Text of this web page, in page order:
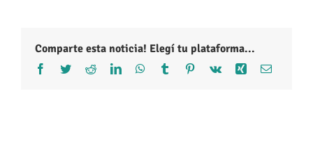
Comparte esta noticia! Elegí tu plataforma...
Facebook
TwitterRedditLinkedInWhatsApp
Tumblr Pinterest
Vk Xing Correo